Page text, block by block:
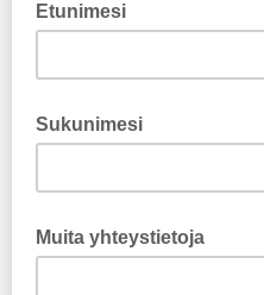
Etunimesi
Sukunimesi
Muita yhteystietoja